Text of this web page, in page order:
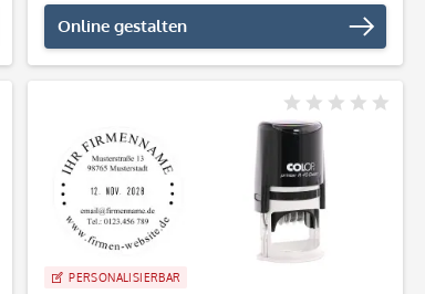
Online gestalten
PERSONALISIERBAR